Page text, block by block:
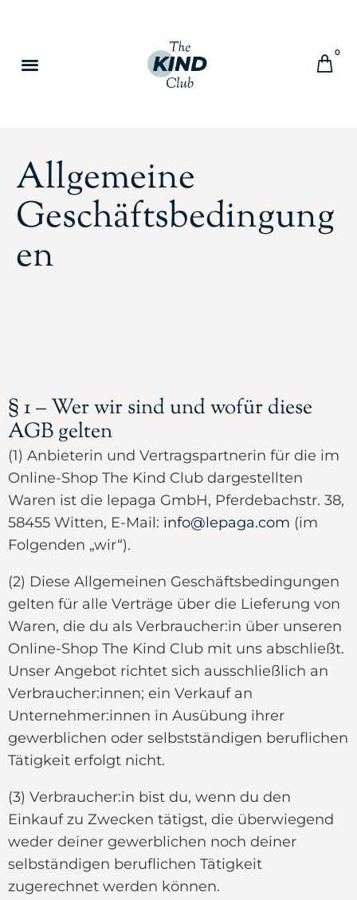
0
Allgemeine
Geschäftsbedingung
en
§ 1 – Wer wir sind und wofür diese
AGB gelten
(1) Anbieterin und Vertragspartnerin für die im
Online-Shop The Kind Club dargestellten
Waren ist die lepaga GmbH, Pferdebachstr. 38,
58455 Witten, E-Mail: info@lepaga.com (im
Folgenden „wir“).
(2) Diese Allgemeinen Geschäftsbedingungen
gelten für alle Verträge über die Lieferung von
Waren, die du als Verbraucher:in über unseren
Online-Shop The Kind Club mit uns abschließt.
Unser Angebot richtet sich ausschließlich an
Verbraucher:innen; ein Verkauf an
Unternehmer:innen in Ausübung ihrer
gewerblichen oder selbstständigen beruflichen
Tätigkeit erfolgt nicht.
(3) Verbraucher:in bist du, wenn du den
Einkauf zu Zwecken tätigst, die überwiegend
weder deiner gewerblichen noch deiner
selbständigen beruflichen Tätigkeit
zugerechnet werden können.